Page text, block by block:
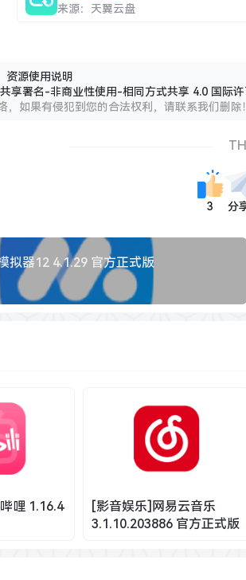
来源：天翼云盘
资源使用说明
享署名-非商业性使用-相同方式共享 4.0 国际
，如果有侵犯到您的合法权利，请联系我们删除！
3 分
拟器12 4.1.29 官方正式版
哩 1.16.4
[影音娱乐]网易云音乐
3.1.10.203886 官方正式版